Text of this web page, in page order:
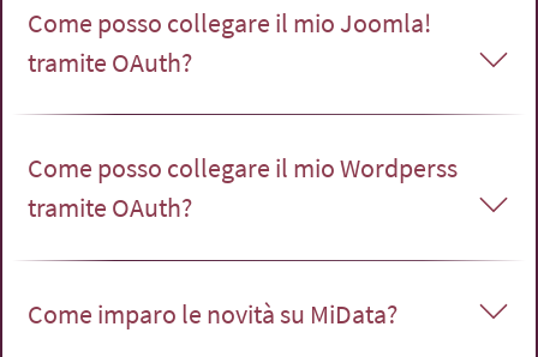
Come posso collegare il mio Joomla!
tramite OAuth?
Come posso collegare il mio Wordperss
tramite OAuth?
Come imparo le novità su MiData?